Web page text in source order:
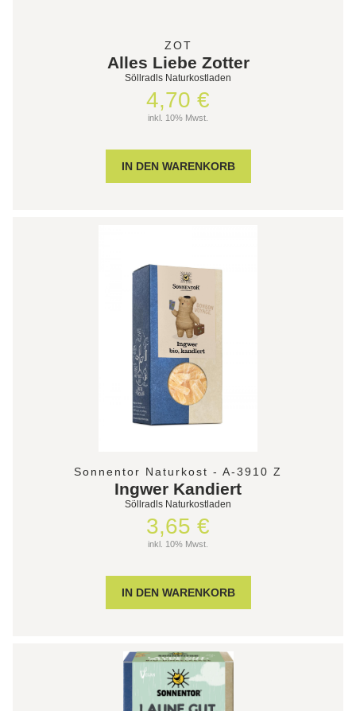
ZOT
Alles Liebe Zotter
Söllradls Naturkostladen
4,70 €
inkl. 10% Mwst.
Sonnentor Naturkost - A-3910 Z
Ingwer Kandiert
Söllradls Naturkostladen
3,65 €
inkl. 10% Mwst.